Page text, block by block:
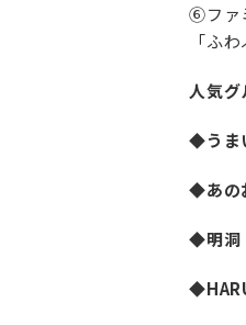
⑥ファ
「ふ
人気グ
◆うま
◆あの
◆明洞